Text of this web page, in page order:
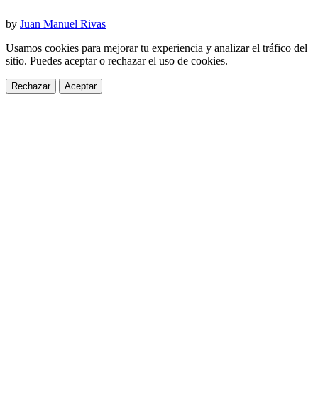
by Juan Manuel Rivas
Usamos cookies para mejorar tu experiencia y analizar el tráfico del
sitio. Puedes aceptar o rechazar el uso de cookies.
Rechazar Aceptar